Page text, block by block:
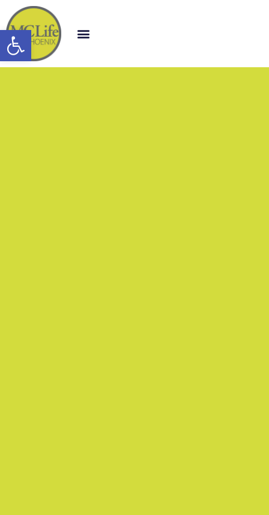
Open toolbar